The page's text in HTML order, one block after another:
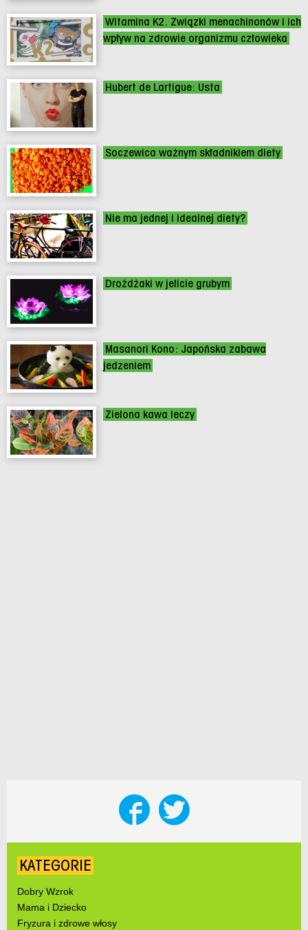
Witamina K2. Związki menachinonów i ich
wpływ na zdrowie organizmu człowieka
Hubert de Lartigue: Usta
Soczewica ważnym składnikiem diety
Nie ma jednej i idealnej diety?
Drożdżaki w jelicie grubym
Masanori Kono: Japońska zabawa
jedzeniem
Zielona kawa leczy
KATEGORIE
Dobry Wzrok
Mama i Dziecko
Fryzura i zdrowe włosy